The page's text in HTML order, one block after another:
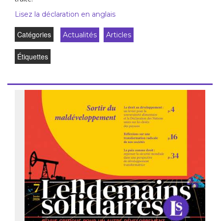
Lisez la déclaration en anglais
Catégories Actualités Articles
Étiquettes